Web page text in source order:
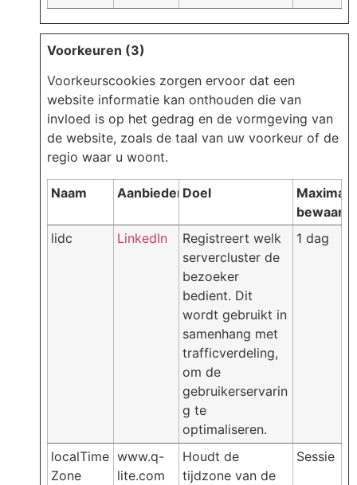
Voorkeuren (3)
Voorkeurscookies zorgen ervoor dat een
website informatie kan onthouden die van
invloed is op het gedrag en de vormgeving van
de website, zoals de taal van uw voorkeur of de
regio waar u woont.
Naam Aanbieder Doel
Maximale
lidc
LinkedIn
Registreert welk
servercluster de
bezoeker
bedient. Dit
wordt gebruikt in
samenhang met
trafficverdeling,
om de
gebruikerservarin
g te
optimaliseren.
1 dag
localTime
Zone
www.q-
lite.com
Houdt de
tijdzone van de
Sessie